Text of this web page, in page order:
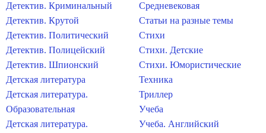
Детектив. Криминальный
Детектив. Крутой
Детектив. Политический
Детектив. Полицейский
Детектив. Шпионский
Детская литература
Детская литература.
Образовательная
Детская литература.
Средневековая
Статьи на разные темы
Стихи
Стихи. Детские
Стихи. Юмористические
Техника
Триллер
Учеба
Учеба. Английский